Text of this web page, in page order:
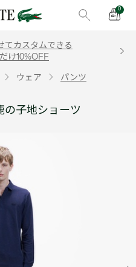
0
てカスタムできる
け10%OFF
ウェア パンツ
の子地ショーツ